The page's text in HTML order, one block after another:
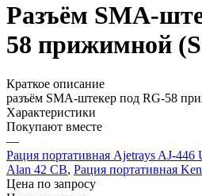
Разъём SMA-
58 прижимной
Краткое описание
разъём SMA-штекер под RG-58
Характеристики
Покупают вместе
—
Рация портативная Ajetrays AJ-446
Alan 42 СВ, Рация портативная
Цена по запросу